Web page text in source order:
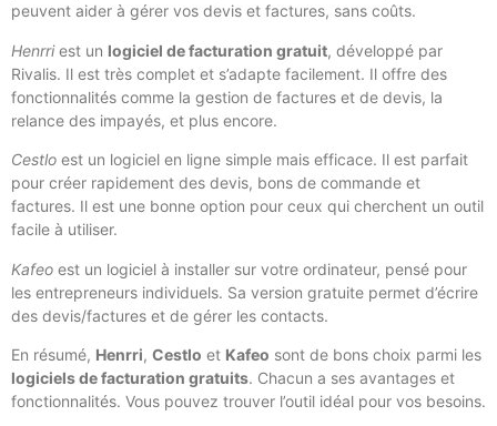
peuvent aider à gérer vos devis et factures, sans coûts.
Henrriest un logiciel de facturation gratuit, développé par
Rivalis. Il est très complet et s’adapte facilement. Il offre des
fonctionnalités comme la gestion de factures et de devis, la
relance des impayés, et plus encore.
Cestlo est un logiciel en ligne simple mais efficace. Il est parfait
pour créer rapidement des devis, bons de commande et
factures. Il est une bonne option pour ceux qui cherchent un outil
facile à utiliser.
Kafeo est un logiciel à installer sur votre ordinateur, pensé pour
les entrepreneurs individuels. Sa version gratuite permet d’écrire
des devis/factures et de gérer les contacts.
En résumé, Henrri, Cestlo et Kafeo sont de bons choix parmi les
logiciels de facturation gratuits. Chacun a ses avantages et
fonctionnalités. Vous pouvez trouver l’outil idéal pour vos besoins.